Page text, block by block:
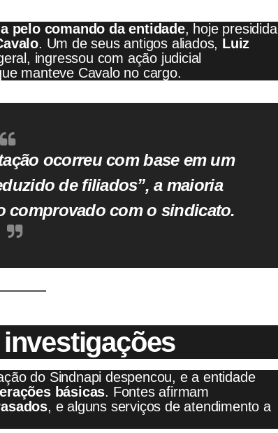
pelo comando da entidade, hoje presidida
. Um de seus antigos aliados, Luiz
ingressou com ação judicial
manteve Cavalo no cargo.
ocorreu com base em um
de filiados”, a maioria
comprovado com o sindicato.
do Sindnapi despencou, e a entidade
básicas. Fontes afirmam
, e alguns serviços de atendimento a